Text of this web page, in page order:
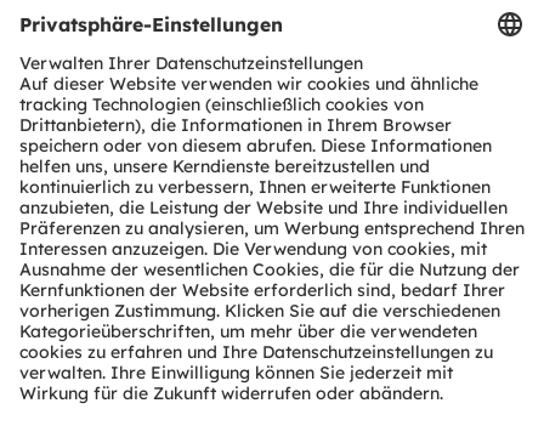
Produkt Selektor
Download Center
Tools
Kundenanfragen
Technischer Support
Partner Netzwerk
Whistleblowing
© 2026 ams-OSRAM AG. All rights reserved.